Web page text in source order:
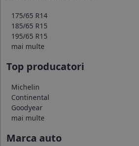
175/65 R14
185/65 R15
195/65 R15
mai multe
Top producatori
Michelin
Continental
Goodyear
mai multe
Marca auto